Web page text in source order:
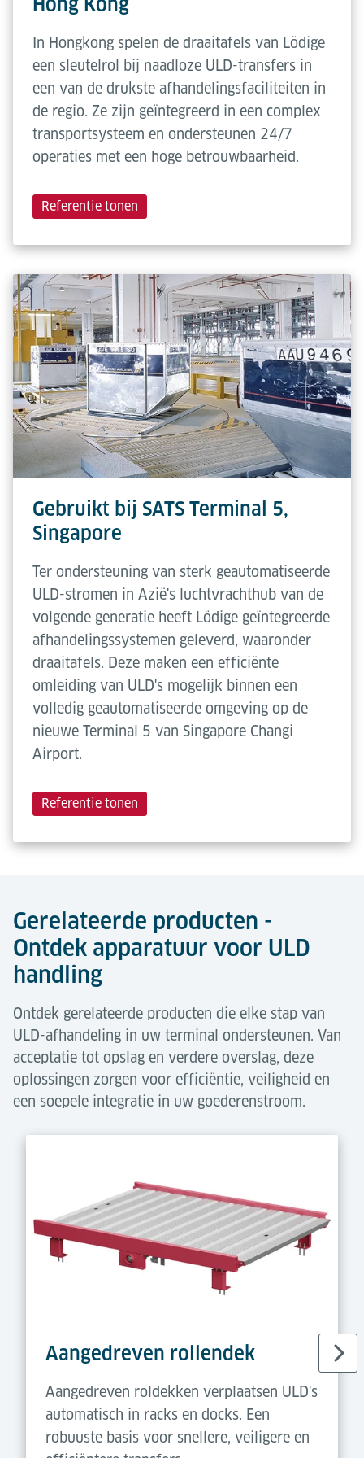
In Hongkong spelen de draaitafels van Lödige
een sleutelrol bij naadloze ULD-transfers in
een van de drukste afhandelingsfaciliteiten in
de regio. Ze zijn geïntegreerd in een complex
transportsysteem en ondersteunen 24/7
operaties met een hoge betrouwbaarheid.
Referentie tonen
Gebruikt bij SATS Terminal 5,
Singapore
Ter ondersteuning van sterk geautomatiseerde
ULD-stromen in Azië's luchtvrachthub van de
volgende generatie heeft Lödige geïntegreerde
afhandelingssystemen geleverd, waaronder
draaitafels. Deze maken een efficiënte
omleiding van ULD's mogelijk binnen een
volledig geautomatiseerde omgeving op de
nieuwe Terminal 5 van Singapore Changi
Airport.
Referentie tonen
Gerelateerde producten -
Ontdek apparatuur voor ULD
handling
Ontdek gerelateerde producten die elke stap van
ULD-afhandeling in uw terminal ondersteunen. Van
acceptatie tot opslag en verdere overslag, deze
oplossingen zorgen voor efficiëntie, veiligheid en
een soepele integratie in uw goederenstroom.
Aangedreven rollendek
Aangedreven roldekken verplaatsen ULD's
automatisch in racks en docks. Een
robuuste basis voor snellere, veiligere en